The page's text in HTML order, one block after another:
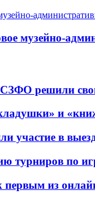
музейно-
СЗФО решили
и
участие в
турниров по
из